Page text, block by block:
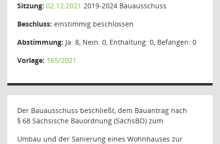
Sitzung: 02.12.2021 2019-2024 Bauausschuss
Beschluss: einstimmig beschlossen
Abstimmung: Ja: 8, Nein: 0, Enthaltung: 0, Befangen: 0
Vorlage: 165/2021
Der Bauausschuss beschließt, dem Bauantrag nach
§ 68 Sächsische Bauordnung (SächsBO) zum
Umbau und der Sanierung eines Wohnhauses zur